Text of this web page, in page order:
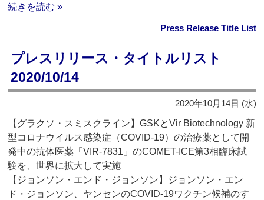
続きを読む »
Press Release Title List
プレスリリース・タイトルリスト
2020/10/14
2020年10月14日 (水)
【グラクソ・スミスクライン】GSKとVir Biotechnology 新
型コロナウイルス感染症（COVID-19）の治療薬として開
発中の抗体医薬「VIR-7831」のCOMET-ICE第3相臨床試
験を、世界に拡大して実施
【ジョンソン・エンド・ジョンソン】ジョンソン・エン
ド・ジョンソン、ヤンセンのCOVID-19ワクチン候補のす